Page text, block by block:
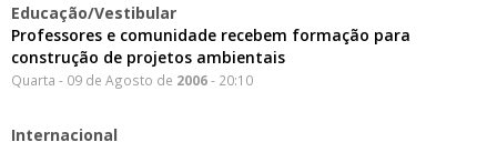
Educação/Vestibular
Professores e comunidade recebem formação para
construção de projetos ambientais
Quarta - 09 de Agosto de 2006- 20:10
Internacional